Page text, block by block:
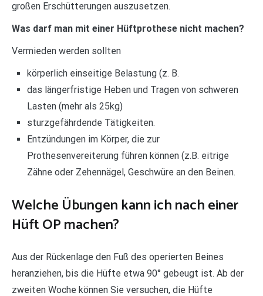
großen Erschütterungen auszusetzen.
Was darf man mit einer Hüftprothese nicht machen?
Vermieden werden sollten
körperlich einseitige Belastung (z. B.
das längerfristige Heben und Tragen von schweren
Lasten (mehr als 25kg)
sturzgefährdende Tätigkeiten.
Entzündungen im Körper, die zur
Prothesenvereiterung führen können (z.B. eitrige
Zähne oder Zehennägel, Geschwüre an den Beinen.
Welche Übungen kann ich nach einer
Hüft OP machen?
Aus der Rückenlage den Fuß des operierten Beines
heranziehen, bis die Hüfte etwa 90° gebeugt ist. Ab der
zweiten Woche können Sie versuchen, die Hüfte